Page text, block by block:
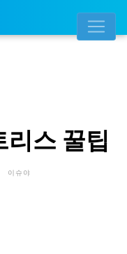
스 꿀팁
이슈야